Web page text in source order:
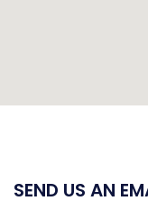
SEND US AN